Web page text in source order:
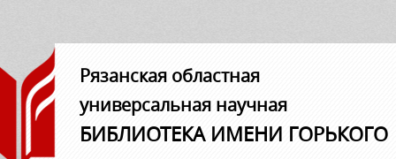
Рязанская областная
универсальная научная
БИБЛИОТЕКА ИМЕНИ ГОРЬКОГО